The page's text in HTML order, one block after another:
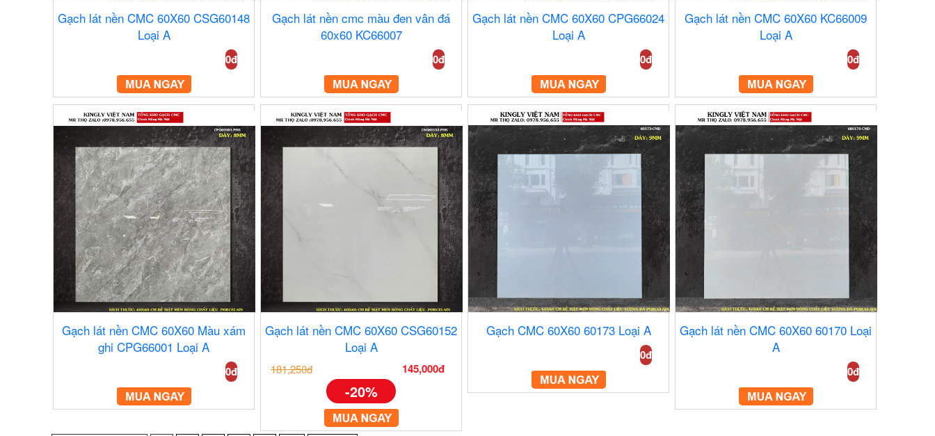
Gạch lát nền CMC 60X60 CSG60148
Loại A
0đ
Gạch lát nền cmc màu đen vân đá
60x60 KC66007
0đ
Gạch lát nền CMC 60X60 CPG66024
Loại A
0đ
Gạch lát nền CMC 60X60 KC66009
Loại A
0đ
Gạch lát nền CMC 60X60 Màu xám
ghi CPG66001 Loại A
0đ
Gạch lát nền CMC 60X60 CSG60152
Loại A
181,250đ 145,000đ
-20%
Gạch CMC 60X60 60173 Loại A
0đ
Gạch lát nền CMC 60X60 60170 Loại
A
0đ